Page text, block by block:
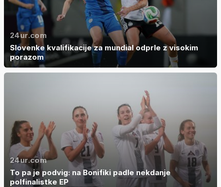
24ur.com
Slovenke kvalifikacije za mundial odprle z visokim
porazom
24ur.com
To pa je podvig: na Bonifiki padle nekdanje
polfinalistke EP